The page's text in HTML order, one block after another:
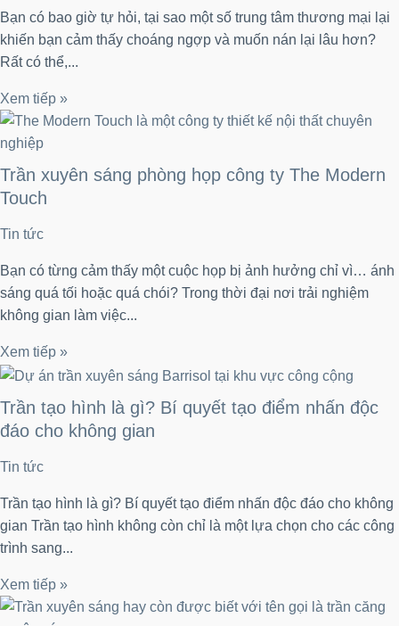
Bạn có bao giờ tự hỏi, tại sao một số trung tâm thương mại lại
khiến bạn cảm thấy choáng ngợp và muốn nán lại lâu hơn?
Rất có thể,...
Xem tiếp »
Trần xuyên sáng phòng họp công ty The Modern
Touch
Tin tức
Bạn có từng cảm thấy một cuộc họp bị ảnh hưởng chỉ vì… ánh
sáng quá tối hoặc quá chói? Trong thời đại nơi trải nghiệm
không gian làm việc...
Xem tiếp »
Trần tạo hình là gì? Bí quyết tạo điểm nhấn độc
đáo cho không gian
Tin tức
Trần tạo hình là gì? Bí quyết tạo điểm nhấn độc đáo cho không
gian Trần tạo hình không còn chỉ là một lựa chọn cho các công
trình sang...
Xem tiếp »